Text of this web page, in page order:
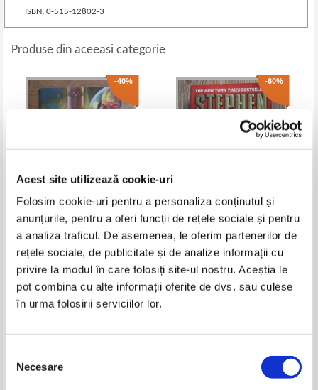
Acest site utilizează cookie-uri
Folosim cookie-uri pentru a personaliza conținutul și
anunțurile, pentru a oferi funcții de rețele sociale și pentru
a analiza traficul. De asemenea, le oferim partenerilor de
rețele sociale, de publicitate și de analize informații cu
privire la modul în care folosiți site-ul nostru. Aceștia le
pot combina cu alte informații oferite de dvs. sau culese
în urma folosirii serviciilor lor.
consimțământului
Necesare
ISBN: 0-515-12802-3
Produse din aceeasi categorie
-40%
Colectia povestiri stiintifico -
10,00Lei 6,00
Adaugă în coș
-60%
Stephen Coonts - America
Lei
Adaugă în coș